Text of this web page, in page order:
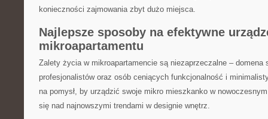
konieczności⁣ zajmowania zbyt dużo miejsca.
Najlepsze sposoby na efektywne
mikroapartamentu
Zalety życia w mikroapartamencie są niezaprzeczalne – domena
profesjonalistów oraz osób ceniących funkcjonalność i
na pomysł, by urządzić swoje mikro mieszkanko w
się ‌nad najnowszymi trendami w designie wnętrz.